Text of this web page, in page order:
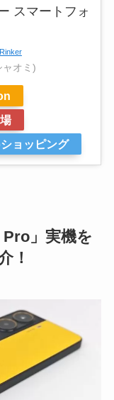
スマートフォ
Rinker
オミ)
ョッピング
」実機を
！